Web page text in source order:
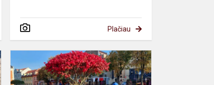
Plačiau
Širdies
dieną
minint...
Turizmo
dienos
minėjimas